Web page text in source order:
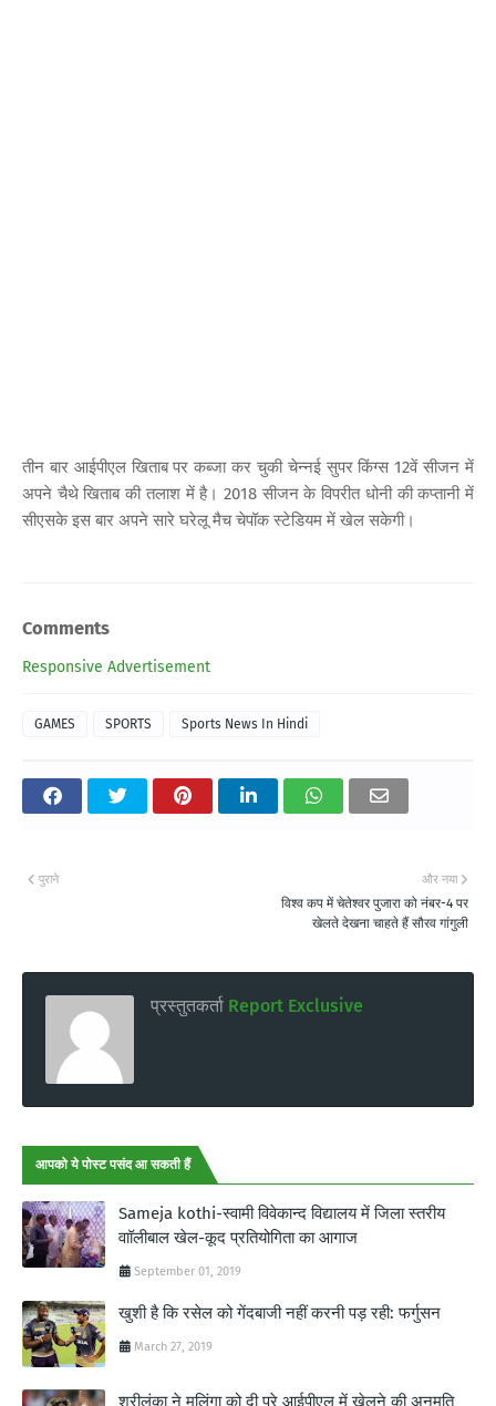
तीन बार आईपीएल खिताब पर कब्जा कर चुकी चेन्नई सुपर किंग्स 12वें सीजन में
अपने चैथे खिताब की तलाश में है। 2018 सीजन के विपरीत धोनी की कप्तानी में
सीएसके इस बार अपने सारे घरेलू मैच चेपॉक स्टेडियम में खेल सकेगी।
Comments
Responsive Advertisement
GAMES SPORTS Sports News In Hindi
और नया
विश्व कप में चेतेश्वर पुजारा को नंबर-4 पर
खेलते देखना चाहते हैं सौरव गांगुली
पुराने
प्रस्तुतकर्ता Report Exclusive
आपको ये पोस्ट पसंद आ सकती हैं
Sameja kothi-स्वामी विवेकान्द विद्यालय में जिला स्तरीय
वाॉलीबाल खेल-कूद प्रतियोगिता का आगाज
September 01, 2019
खुशी है कि रसेल को गेंदबाजी नहीं करनी पड़ रही: फर्गुसन
March 27, 2019
श्रीलंका ने मलिंगा को दी पूरे आईपीएल में खेलने की अनुमति